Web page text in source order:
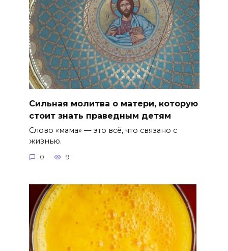
Сильная молитва о матери, которую
стоит знать праведным детям
Слово «мама» — это всё, что связано с
жизнью.
0 91